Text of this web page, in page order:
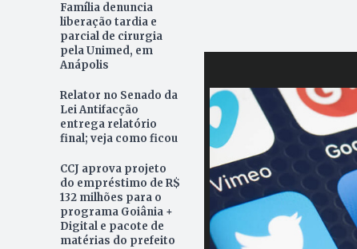
Família denuncia
liberação tardia e
parcial de cirurgia
pela Unimed, em
Anápolis
Relator no Senado da
Lei Antifacção
entrega relatório
final; veja como ficou
CCJ aprova projeto
do empréstimo de R$
132 milhões para o
programa Goiânia +
Digital e pacote de
matérias do prefeito